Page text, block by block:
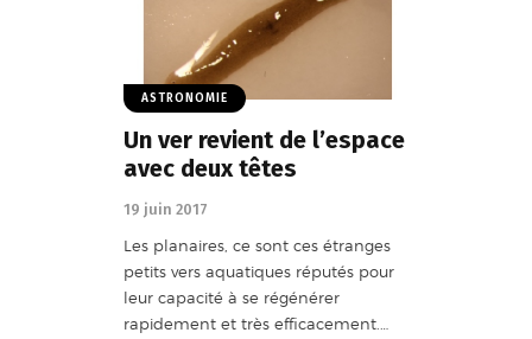
ASTRONOMIE
Un ver revient de l’espace
avec deux têtes
19 juin 2017
Les planaires, ce sont ces étranges
petits vers aquatiques réputés pour
leur capacité à se régénérer
rapidement et très efficacement.…